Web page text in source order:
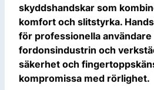
skyddshandskar som
komfort och slitstyrka.
för professionella användare
fordonsindustrin och
säkerhet och
kompromissa med rörlighet.